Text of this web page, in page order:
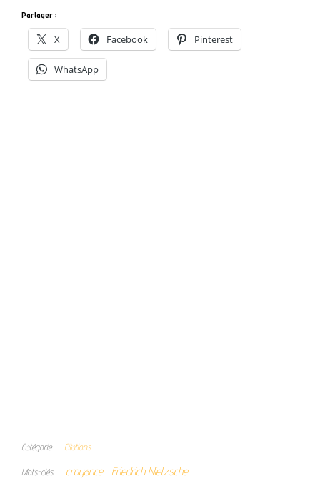
Partager :
X Facebook Pinterest
WhatsApp
Catégorie Citations
Mots-clés croyance Friedrich Nietzsche